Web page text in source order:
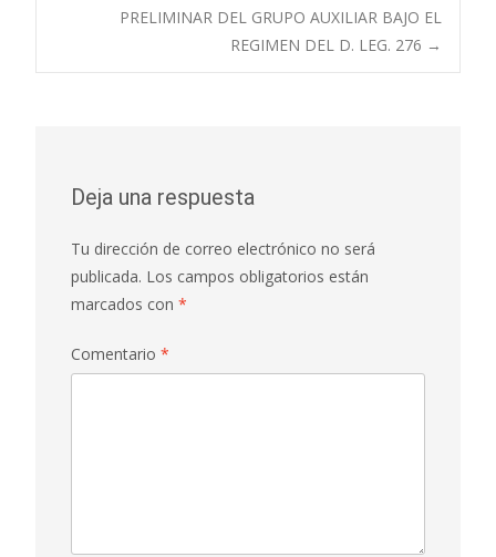
entradas
PRELIMINAR DEL GRUPO AUXILIAR BAJO EL
REGIMEN DEL D. LEG. 276 →
Deja una respuesta
Tu dirección de correo electrónico no será
publicada. Los campos obligatorios están
marcados con *
Comentario *